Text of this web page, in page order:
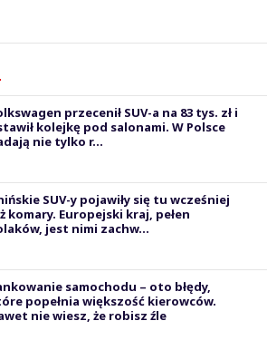
przecenił SUV-a na 83 tys. zł i
kolejkę pod salonami. W Polsce
nie tylko r...
SUV-y pojawiły się tu wcześniej
komary. Europejski kraj, pełen
jest nimi zachw...
samochodu – oto błędy,
popełnia większość kierowców.
nie wiesz, że robisz źle